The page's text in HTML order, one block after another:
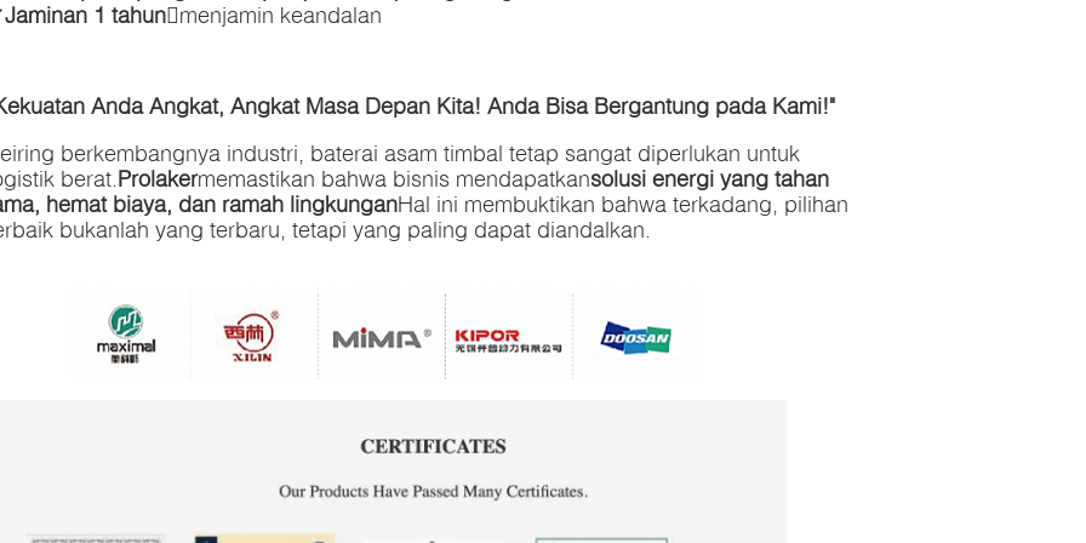
Jaminan 1 tahunmenjamin keandalan
Anda Angkat, Angkat Masa Depan Kita! Anda Bisa Bergantung pada Kami!"
berkembangnya industri, baterai asam timbal tetap sangat diperlukan untuk
berat. Prolakermemastikan bahwa bisnis mendapatkansolusi energi yang tahan
hemat biaya, dan ramah lingkunganHal ini membuktikan bahwa terkadang, pilihan
bukanlah yang terbaru, tetapi yang paling dapat diandalkan.